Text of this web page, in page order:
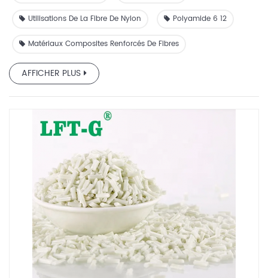
Utilisations De La Fibre De Nylon Polyamide 6 12
Matériaux Composites Renforcés De Fibres
AFFICHER PLUS